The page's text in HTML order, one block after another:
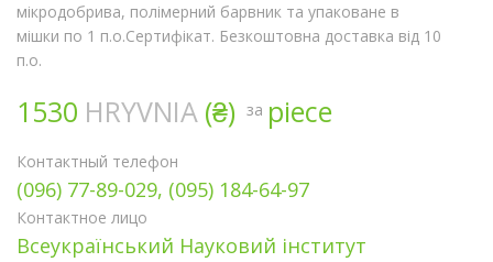
мікродобрива, полімерний барвник та упаковане в
мішки по 1 п.о.Сертифікат. Безкоштовна доставка від 10
п.о.
1530 HRYVNIA (₴) за piece
Контактный телефон
(096) 77-89-029, (095) 184-64-97
Контактное лицо
Всеукраїнський Науковий інститут